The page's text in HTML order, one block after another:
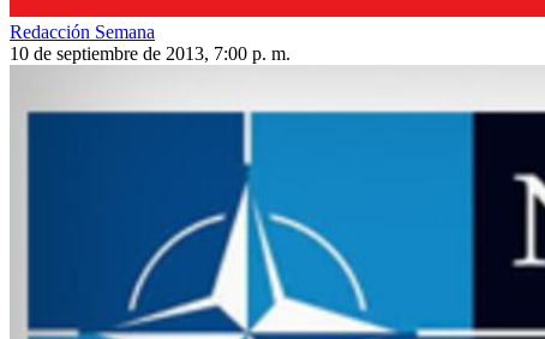
Redacción Semana
10 de septiembre de 2013, 7:00 p. m.